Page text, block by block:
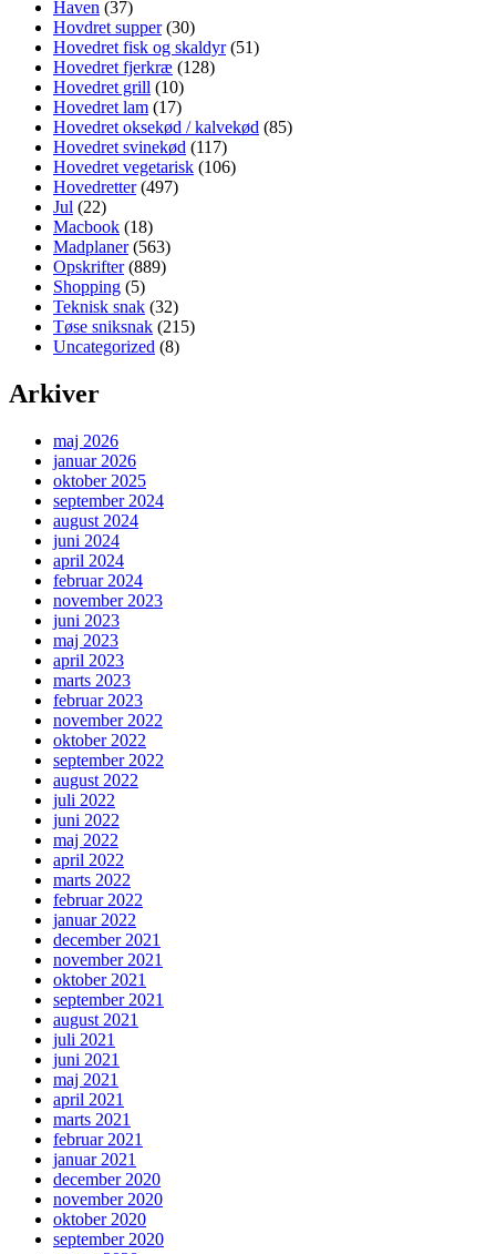
Haven (37)
Hovdret supper(30)
Hovedret fisk og skaldyr(51)
Hovedret fjerkræ (128)
Hovedret grill (10)
Hovedret lam (17)
Hovedret oksekød / kalvekød (85)
Hovedret svinekød (117)
Hovedret vegetarisk (106)
Hovedretter(497)
Jul (22)
Macbook (18)
Madplaner(563)
Opskrifter(889)
Shopping (5)
Teknisk snak (32)
Tøse sniksnak (215)
Uncategorized (8)
Arkiver
maj 2026
januar 2026
oktober 2025
september 2024
august 2024
juni 2024
april 2024
februar 2024
november 2023
juni 2023
maj 2023
april 2023
marts 2023
februar 2023
november 2022
oktober 2022
september 2022
august 2022
juli 2022
juni 2022
maj 2022
april 2022
marts 2022
februar 2022
januar 2022
december 2021
november 2021
oktober 2021
september 2021
august 2021
juli 2021
juni 2021
maj 2021
april 2021
marts 2021
februar 2021
januar 2021
december 2020
november 2020
oktober 2020
september 2020